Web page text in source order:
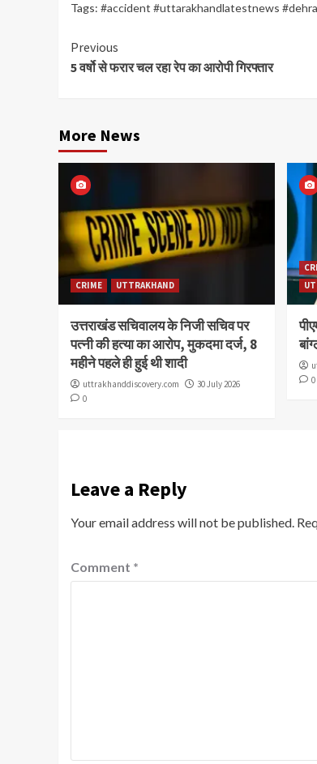
Tags: #accident #uttarakhandlatestnews
Continue
Reading
Previous
5 वर्षो से फरार चल रहा रेप का आरोपी गिरफ्तार
More News
CRIME UTTRAKHAND
उत्तराखंड सचिवालय के निजी सचिव पर
पत्नी की हत्या का आरोप, मुकदमा दर्ज, 8
महीने पहले ही हुई थी शादी
uttrakhanddiscovery.com
30 July 2026
0
0
Leave a Reply
Your email address will not be published.
Comment *